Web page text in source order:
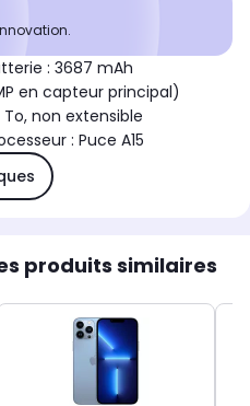
: 3687 mAh
en capteur principal)
non extensible
: Puce A15
produits similaires